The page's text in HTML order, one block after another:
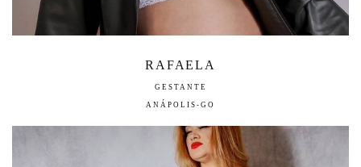
RAFAELA
GESTANTE
ANÁPOLIS-GO